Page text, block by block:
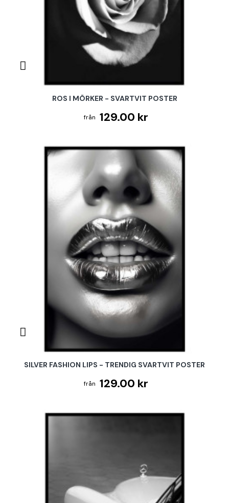
ROS I MÖRKER - SVARTVIT POSTER
129.00 kr
SILVER FASHION LIPS - TRENDIG SVARTVIT POSTER
129.00 kr